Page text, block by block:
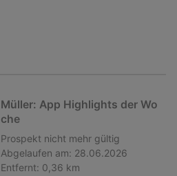
Müller: App Highlights der Wo
che
Prospekt nicht mehr gültig
Abgelaufen am: 28.06.2026
Entfernt: 0,36 km